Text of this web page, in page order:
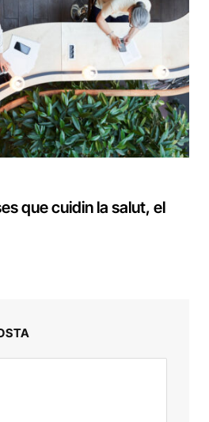
que cuidin la salut, el